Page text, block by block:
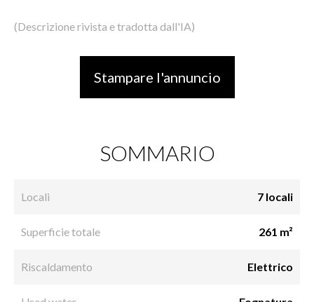
(Descrizione rivista e tradotta dall'IA)
Stampare l'annuncio
SOMMARIO
Locali 7 locali
Superficie totale 261 m²
Riscaldamento Elettrico